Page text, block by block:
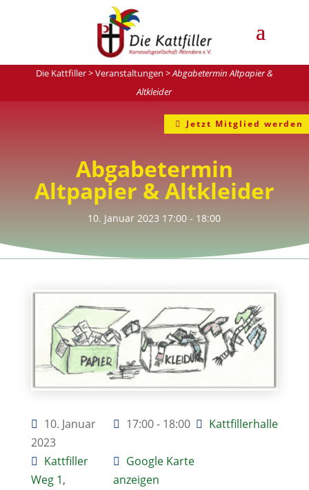
Die Kattfiller>Veranstaltungen >Abgabetermin Altpapier &
Altkleider
Jetzt Mitglied werden
Abgabetermin
Altpapier & Altkleider
10. Januar 2023 17:00 - 18:00
10. Januar
2023
17:00 - 18:00 Kattfillerhalle
Kattfiller
Weg 1,
Google Karte
anzeigen